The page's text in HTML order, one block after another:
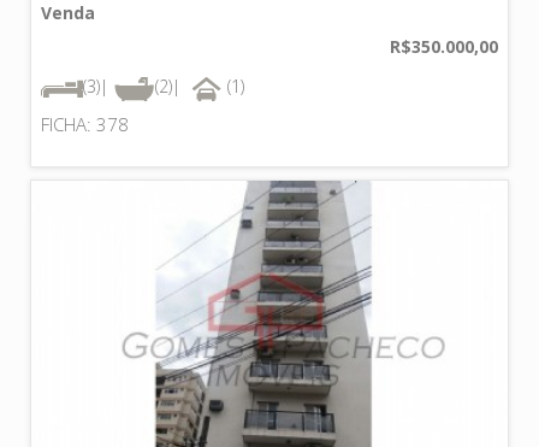
Venda
R$350.000,00
(3)|
(2)| (1)
FICHA: 378